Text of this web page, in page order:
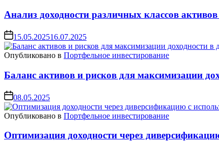
Анализ доходности различных классов
15.05.202516.07.2025
Опубликовано в Портфельное инвестирование
Баланс активов и рисков для максимизации
08.05.2025
Опубликовано в Портфельное инвестирование
Оптимизация доходности через